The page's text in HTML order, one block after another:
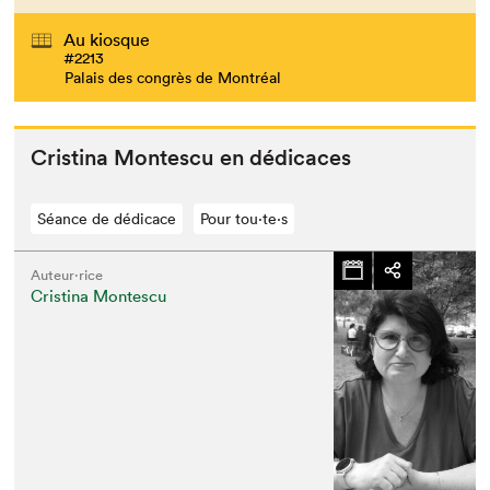
Au kiosque
#2213
Palais des congrès de Montréal
Cristi­na Mon­tes­cu en dédicaces
Séance de dédicace Pour tou⋅te⋅s
Auteur·rice
Cristina Montescu